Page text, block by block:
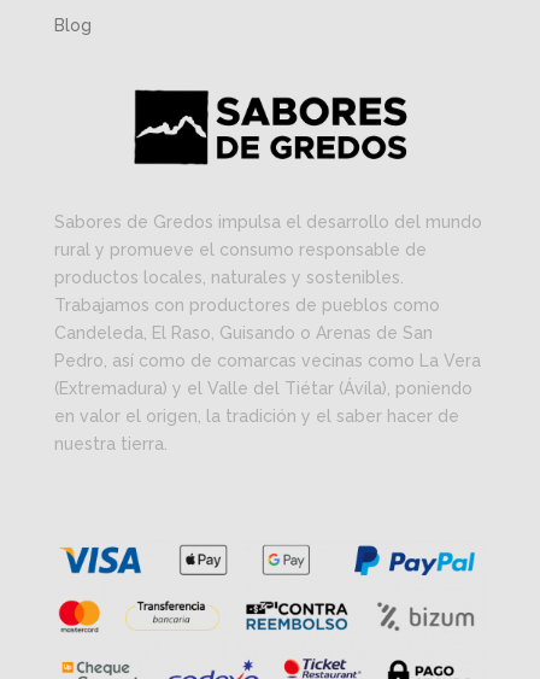
Blog
Sabores de Gredos impulsa el desarrollo del mundo
rural y promueve el consumo responsable de
productos locales, naturales y sostenibles.
Trabajamos con productores de pueblos como
Candeleda, El Raso, Guisando o Arenas de San
Pedro, así como de comarcas vecinas como La Vera
(Extremadura) y el Valle del Tiétar (Ávila), poniendo
en valor el origen, la tradición y el saber hacer de
nuestra tierra.